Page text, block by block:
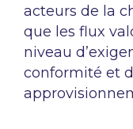
acteurs de la
que les flux
niveau
conformité et